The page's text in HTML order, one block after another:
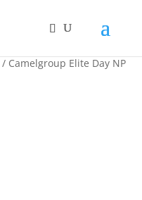
/ Camelgroup Elite Day NP